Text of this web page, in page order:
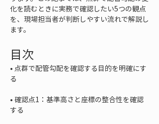
化を読むときに実務で確認したい5つの観点
を、現場担当者が判断しやすい流れで解説し
ます。
目次
• 点群で配管勾配を確認する目的を明確にす
• 確認点1：基準高さと座標の整合性を確認